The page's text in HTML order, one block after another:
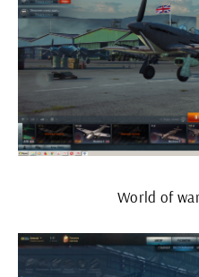
World of